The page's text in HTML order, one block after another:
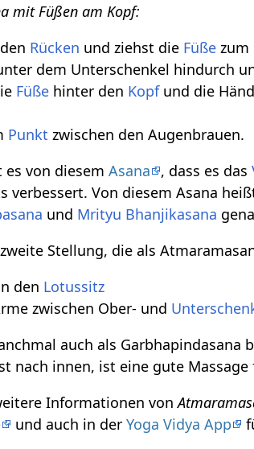
mit Füßen am Kopf:
Rücken und ziehst die Füße zum
dem Unterschenkel hindurch
Füße hinter den Kopfund die
Punkt zwischen den Augenbrauen.
es von diesemAsana , dass es das
verbessert. Von diesem Asana
und Mrityu Bhanjikasana
Stellung, die als
den Lotussitz
zwischen Ober- und
auch als
nach innen, ist eine gute
Informationen von
und auch in derYoga Vidya App